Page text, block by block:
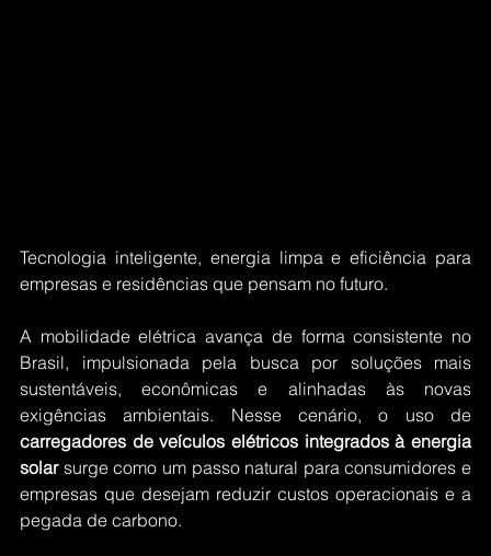
Tecnologia inteligente, energia limpa e eficiência para
empresas e residências que pensam no futuro.
A mobilidade elétrica avança de forma consistente no
Brasil, impulsionada pela busca por soluções mais
sustentáveis, econômicas e alinhadas às novas
carregadores de veículos elétricos integrados à energia
solar surge como um passo natural para consumidores e
empresas que desejam reduzir custos operacionais e a
pegada de carbono.